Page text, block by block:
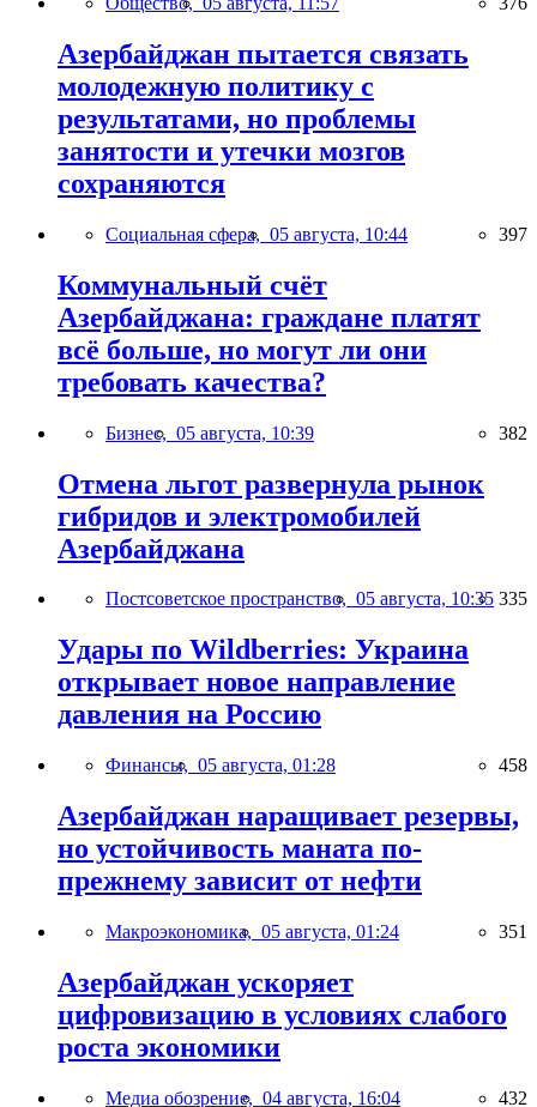
Азербайджан пытается связать
молодежную политику с
результатами, но проблемы
занятости и утечки мозгов
сохраняются
Социальная сфера, 05 августа, 10:44 397
Коммунальный счёт
Азербайджана: граждане платят
всё больше, но могут ли они
требовать качества?
Бизнес, 05 августа, 10:39 382
Отмена льгот развернула рынок
гибридов и электромобилей
Азербайджана
Постсоветское пространство, 05 августа, 10:35 335
Удары по Wildberries: Украина
открывает новое направление
давления на Россию
Финансы, 05 августа, 01:28 458
Азербайджан наращивает резервы,
но устойчивость маната по-
прежнему зависит от нефти
Макроэкономика, 05 августа, 01:24 351
Азербайджан ускоряет
цифровизацию в условиях слабого
роста экономики
Медиа обозрение, 04 августа, 16:04 432